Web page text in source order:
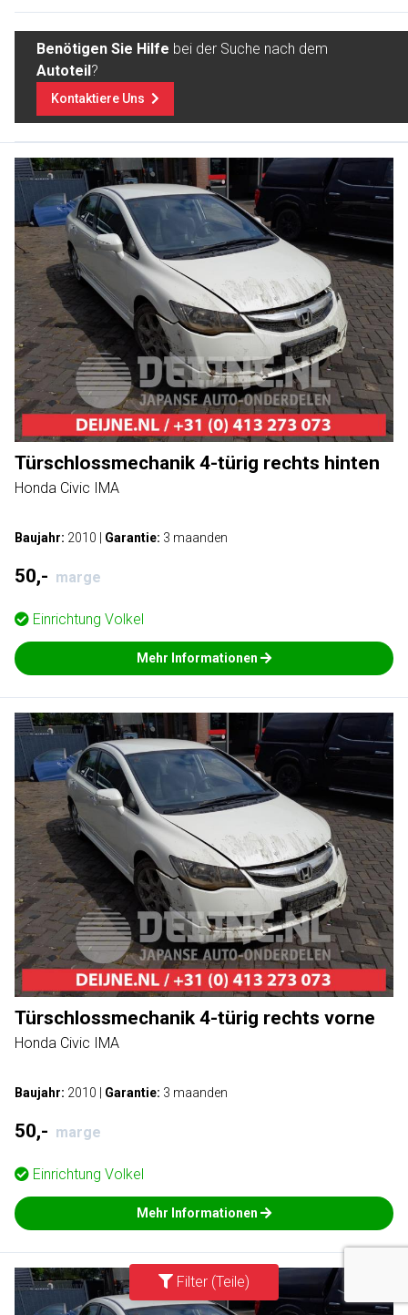
Filter (Teile)
Benötigen Sie Hilfe bei der Suche nach dem
Autoteil?
Kontaktiere Uns
Türschlossmechanik 4-türig rechts hinten
Honda Civic IMA
Baujahr: 2010 Garantie: 3 maanden
50,- marge
Einrichtung Volkel
Mehr Informationen
Türschlossmechanik 4-türig rechts vorne
Honda Civic IMA
Baujahr: 2010 Garantie: 3 maanden
50,- marge
Einrichtung Volkel
Mehr Informationen